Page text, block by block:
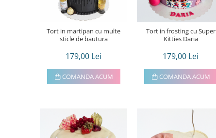
Tort in martipan cu multe
sticle de bautura
179,00 Lei
COMANDA ACUM
Tort in frosting cu Super
Kitties Daria
179,00 Lei
COMANDA ACUM